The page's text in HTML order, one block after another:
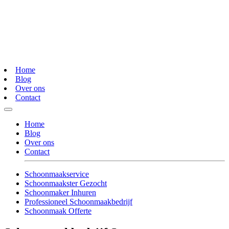
Home
Blog
Over ons
Contact
Home
Blog
Over ons
Contact
Schoonmaakservice
Schoonmaakster Gezocht
Schoonmaker Inhuren
Professioneel Schoonmaakbedrijf
Schoonmaak Offerte